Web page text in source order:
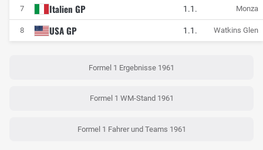
7 Italien GP 1.1. Monza
8 USA GP 1.1. Watkins Glen
Formel 1 Ergebnisse 1961
Formel 1 WM-Stand 1961
Formel 1 Fahrer und Teams 1961